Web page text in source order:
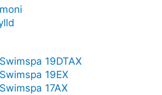
19DTAX
19EX
17AX